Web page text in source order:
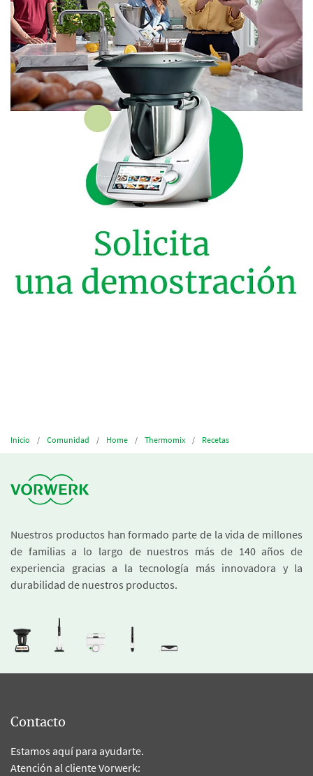
Inicio Comunidad Home Thermomix Recetas
Nuestros productos han formado parte de la vida de millones
de familias a lo largo de nuestros más de 140 años de
experiencia gracias a la tecnología más innovadora y la
durabilidad de nuestros productos.
Contacto
Estamos aquí para ayudarte.
Atención al cliente Vorwerk: